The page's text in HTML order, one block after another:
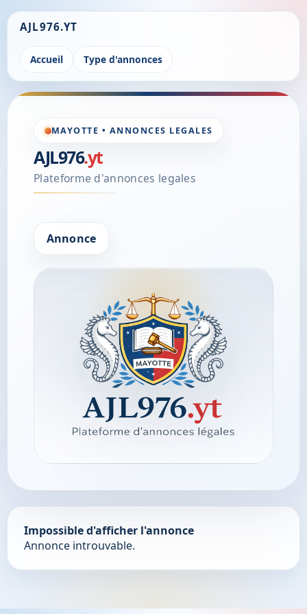
AJL976.YT
Accueil Type d'annonces
MAYOTTE • ANNONCES LEGALES
AJL976.yt
Plateforme d'annonces legales
Annonce
Impossible d'afficher l'annonce
Annonce introuvable.